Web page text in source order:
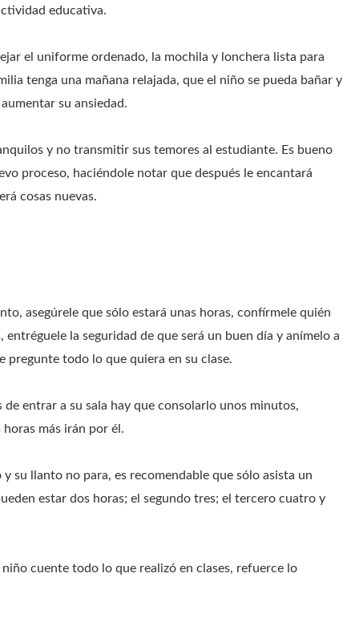
educativa.
el uniforme ordenado, la mochila y lonchera lista para
tenga una mañana relajada, que el niño se pueda bañar y
su ansiedad.
y no transmitir sus temores al estudiante. Es bueno
proceso, haciéndole notar que después le encantará
cosas nuevas.
asegúrele que sólo estará unas horas, confírmele quién
la seguridad de que será un buen día y anímelo a
pregunte todo lo que quiera en su clase.
entrar a su sala hay que consolarlo unos minutos,
más irán por él.
su llanto no para, es recomendable que sólo asista un
estar dos horas; el segundo tres; el tercero cuatro y
cuente todo lo que realizó en clases, refuerce lo